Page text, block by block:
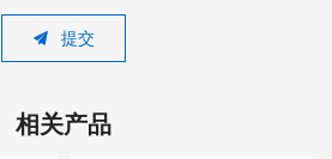
提交
相关产品